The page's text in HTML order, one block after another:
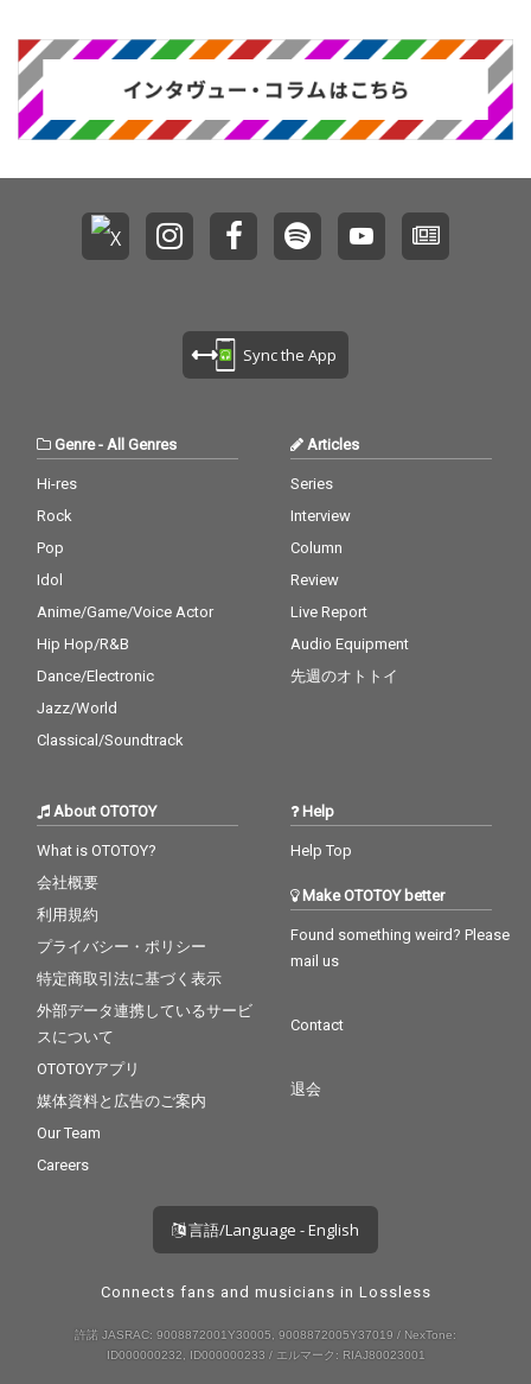
Sync the App
Genre-All Genres
Hi-res
Rock
Pop
Idol
Anime/Game/Voice Actor
Hip Hop/R&B
Dance/Electronic
Jazz/World
Classical/Soundtrack
Articles
Series
Interview
Column
Review
Live Report
Audio Equipment
先週のオトトイ
About OTOTOY
What is OTOTOY?
会社概要
利用規約
プライバシー・ポリシー
特定商取引法に基づく表示
外部データ連携しているサービ
スについて
OTOTOYアプリ
媒体資料と広告のご案内
Our Team
Careers
Help
Help Top
Make OTOTOY better
Found something weird? Please
mail us
Contact
退会
言語/Language - English
Connects fans and musicians in Lossless
許諾 JASRAC: 9008872001Y30005, 9008872005Y37019 / NexTone:
ID000000232, ID000000233 / エルマーク: RIAJ80023001